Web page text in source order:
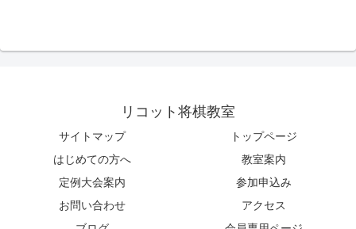
リコット将棋教室
サイトマップ
トップページ
はじめての方へ
教室案内
定例大会案内
参加申込み
お問い合わせ
アクセス